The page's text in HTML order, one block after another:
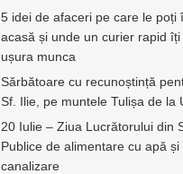
5 idei de afaceri pe care le poți
acasă și unde un curier rapid
ușura munca
Sărbătoare cu recunoștință
Sf. Ilie, pe muntele Tulișa de la
20 Iulie – Ziua Lucrătorului din
Publice de alimentare cu apă și
canalizare